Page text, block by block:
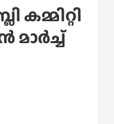
മാർച്ച്